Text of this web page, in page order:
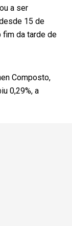
a ser
15 de
fim da tarde de
Composto,
0,29%, a